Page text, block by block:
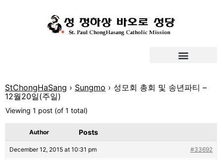
StChongHaSang › Sungmo › 성모회 총회 및 송년파티 –
12월20일(주일)
Viewing 1 post (of 1 total)
Author Posts
December 12, 2015 at 10:31 pm #33692